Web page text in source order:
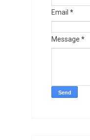
Email *
Message *